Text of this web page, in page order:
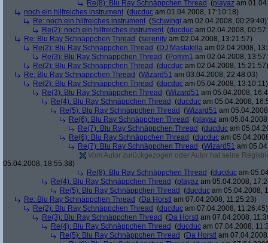
Re(8): Blu Ray Schnäppchen Thread (playaz am
noch ein hilfreiches instrument (ducduc am 01.04.2008, 17:10:18)
Re: noch ein hilfreiches instrument (Schwingi am 02.04.2008, 00:29:40)
Re(2): noch ein hilfreiches instrument (ducduc am 02.04.2008,
Re: Blu Ray Schnäppchen Thread (serenity am 02.04.2008, 13:21:57)
Re(2): Blu Ray Schnäppchen Thread (DJ Mastakilla am 02.04.2008,
Re(3): Blu Ray Schnäppchen Thread (Pomm1 am 02.04.2008,
Re(2): Blu Ray Schnäppchen Thread (ducduc am 02.04.2008, 15:21:57)
Re: Blu Ray Schnäppchen Thread (Wizard51 am 03.04.2008, 22:48:03)
Re(2): Blu Ray Schnäppchen Thread (ducduc am 05.04.2008, 13:10:11)
Re(3): Blu Ray Schnäppchen Thread (Wizard51 am 05.04.2008,
Re(4): Blu Ray Schnäppchen Thread (ducduc am 05.04.2008,
Re(5): Blu Ray Schnäppchen Thread (Wizard51 am
Re(6): Blu Ray Schnäppchen Thread (playaz am
Re(7): Blu Ray Schnäppchen Thread (ducduc am
Re(6): Blu Ray Schnäppchen Thread (ducduc am
Re(7): Blu Ray Schnäppchen Thread (Wizard51 am
Vom Autor zurückgezogen oder Autor hat seine
05.04.2008, 18:55:38)
Re(8): Blu Ray Schnäppchen Thread (ducduc am
Re(4): Blu Ray Schnäppchen Thread (playaz am 05.04.2008,
Re(5): Blu Ray Schnäppchen Thread (ducduc am 05.04.2008,
Re: Blu Ray Schnäppchen Thread (Da Horstl am 07.04.2008, 11:25:23)
Re(2): Blu Ray Schnäppchen Thread (ducduc am 07.04.2008, 11:26:45)
Re(3): Blu Ray Schnäppchen Thread (Da Horstl am 07.04.2008,
Re(4): Blu Ray Schnäppchen Thread (ducduc am 07.04.2008,
Re(5): Blu Ray Schnäppchen Thread (Da Horstl am